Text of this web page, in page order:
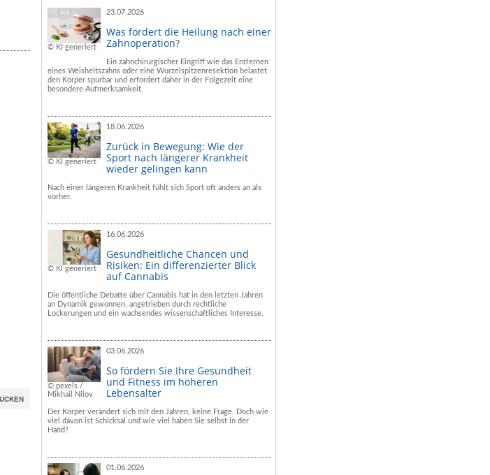
© KI generiert
23.07.2026
Was fördert die Heilung nach einer
Zahnoperation?
Ein zahnchirurgischer Eingriff wie das Entfernen
eines Weisheitszahns oder eine Wurzelspitzenresektion belastet
den Körper spürbar und erfordert daher in der Folgezeit eine
besondere Aufmerksamkeit.
© KI generiert
18.06.2026
Zurück in Bewegung: Wie der
Sport nach längerer Krankheit
wieder gelingen kann
Nach einer längeren Krankheit fühlt sich Sport oft anders an als
vorher.
© KI generiert
16.06.2026
Gesundheitliche Chancen und
Risiken: Ein differenzierter Blick
auf Cannabis
Die öffentliche Debatte über Cannabis hat in den letzten Jahren
an Dynamik gewonnen, angetrieben durch rechtliche
Lockerungen und ein wachsendes wissenschaftliches Interesse.
© pexels /
Mikhail Nilov
03.06.2026
So fördern Sie Ihre Gesundheit
und Fitness im höheren
Lebensalter
Der Körper verändert sich mit den Jahren, keine Frage. Doch wie
viel davon ist Schicksal und wie viel haben Sie selbst in der
Hand?
01.06.2026